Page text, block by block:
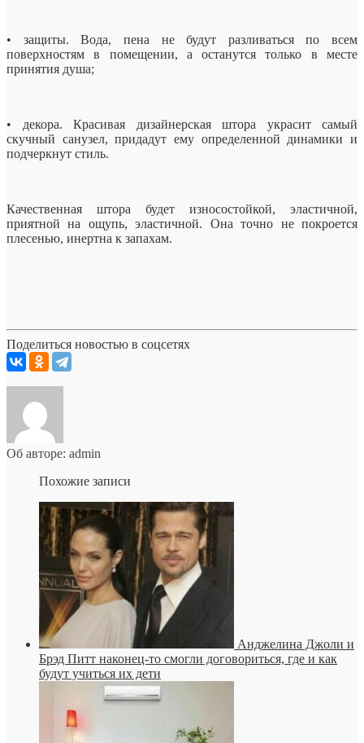
• защиты. Вода, пена не будут разливаться по всем
поверхностям в помещении, а останутся только в месте
принятия душа;
• декора. Красивая дизайнерская штора украсит самый
скучный санузел, придадут ему определенной динамики и
подчеркнут стиль.
Качественная штора будет износостойкой, эластичной,
приятной на ощупь, эластичной. Она точно не покроется
плесенью, инертна к запахам.
Поделиться новостью в соцсетях
Об авторе: admin
Похожие записи
Анджелина Джоли и
Брэд Питт наконец-то смогли договориться, где и как
будут учиться их дети